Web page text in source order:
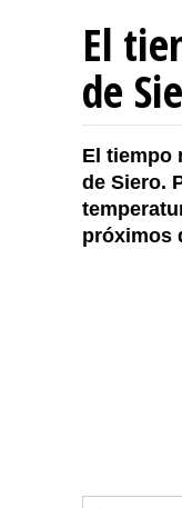
El
de
El tiempo
de Siero.
próximos